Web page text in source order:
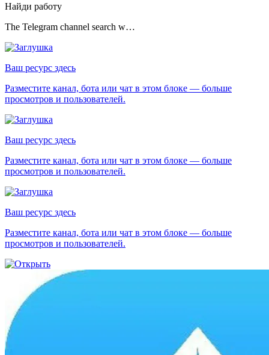
Найди работу
The Telegram channel search w…
Ваш ресурс здесь
Разместите канал, бота или чат в этом блоке — больше
просмотров и пользователей.
Ваш ресурс здесь
Разместите канал, бота или чат в этом блоке — больше
просмотров и пользователей.
Ваш ресурс здесь
Разместите канал, бота или чат в этом блоке — больше
просмотров и пользователей.